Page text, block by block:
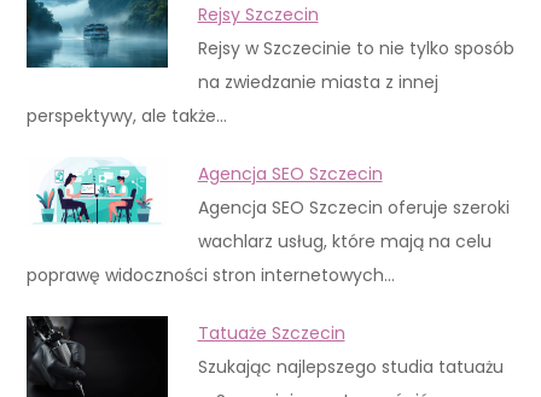
Rejsy Szczecin
Rejsy w Szczecinie to nie tylko sposób
na zwiedzanie miasta z innej
perspektywy, ale także…
Agencja SEO Szczecin
Agencja SEO Szczecin oferuje szeroki
wachlarz usług, które mają na celu
poprawę widoczności stron internetowych…
Tatuaże Szczecin
Szukając najlepszego studia tatuażu